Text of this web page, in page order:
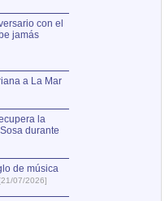
con el
jamás
a La Mar
la
durante
de música
07/2026]